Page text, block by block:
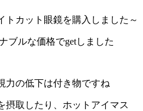
トカット眼鏡を購入しました～
ブルな価格でgetしました
力の低下は付き物ですね
摂取したり、ホットアイマス